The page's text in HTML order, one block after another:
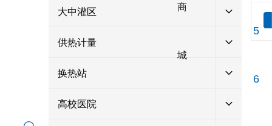
商
城
5
6
大中灌区
供热计量
换热站
高校医院